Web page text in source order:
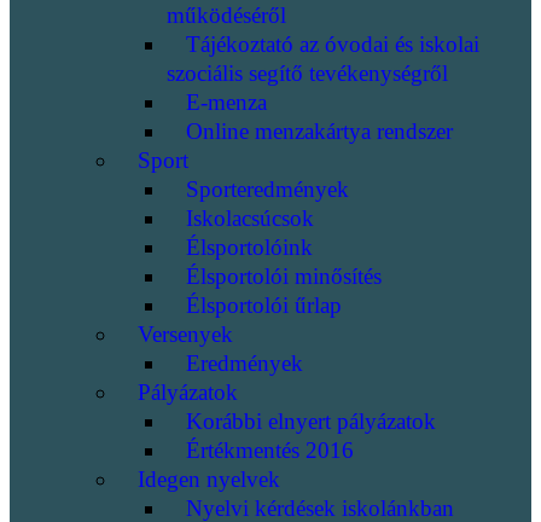
működéséről
Tájékoztató az óvodai és iskolai
szociális segítő tevékenységről
E-menza
Online menzakártya rendszer
Sport
Sporteredmények
Iskolacsúcsok
Élsportolóink
Élsportolói minősítés
Élsportolói űrlap
Versenyek
Eredmények
Pályázatok
Korábbi elnyert pályázatok
Értékmentés 2016
Idegen nyelvek
Nyelvi kérdések iskolánkban